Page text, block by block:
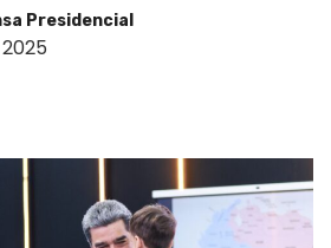
Presidencial
2025